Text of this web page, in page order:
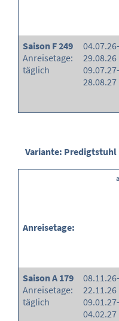
Saison F 249
Anreisetage:
täglich
04.07.26-
29.08.26
09.07.27-
28.08.27
Variante: Predigtstuhl
Anreisetage:
Saison A 179
Anreisetage:
täglich
08.11.26-
22.11.26
09.01.27-
04.02.27